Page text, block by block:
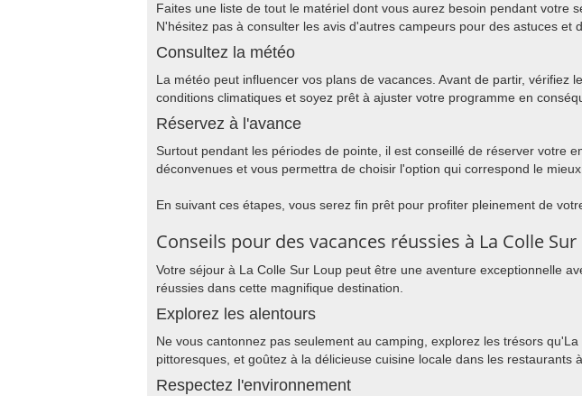
Faites une liste de tout le matériel dont vous aurez besoin pendant votre
N'hésitez pas à consulter les avis d'autres campeurs pour des astuces et
Consultez la météo
La météo peut influencer vos plans de vacances. Avant de partir,
conditions climatiques et soyez prêt à ajuster votre programme en
Réservez à l'avance
Surtout pendant les périodes de pointe, il est conseillé de réserver votre
déconvenues et vous permettra de choisir l'option qui correspond le mieux
En suivant ces étapes, vous serez fin prêt pour profiter pleinement de
Conseils pour des vacances réussies à La Colle
Votre séjour à La Colle Sur Loup peut être une aventure exceptionnelle
réussies dans cette magnifique destination.
Explorez les alentours
Ne vous cantonnez pas seulement au camping, explorez les trésors
pittoresques, et goûtez à la délicieuse cuisine locale dans les restaurants
Respectez l'environnement